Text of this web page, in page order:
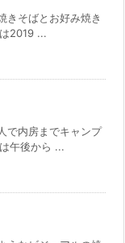
きそばとお好み焼き
2019 ...
で内房までキャンプ
午後から ...